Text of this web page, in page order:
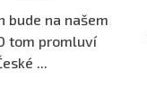
bude na našem
tom promluví
...